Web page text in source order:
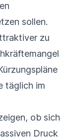
sollen.
zu
täglich im
ob sich
Druck